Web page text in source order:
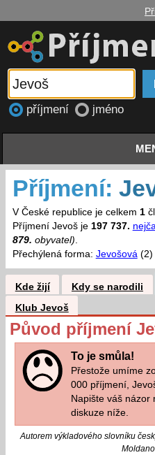
příjmení jméno
Příjmení:
V České republice je celkem 1
Příjmení Jevoš je 197 737.
879. obyvatel).
Přechýlená forma: Jevošová(2)
Kde žijí Kdy se narodili
Klub Jevoš
Původ příjmení
To je smůla!
Přestože umíme
000 příjmení,
Napište váš
diskuze níže.
Autorem výkladového slovníku